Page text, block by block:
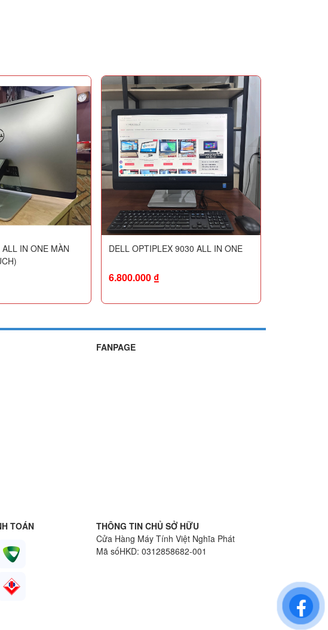
IN ONE MÀN
DELL OPTIPLEX 9030 ALL IN ONE
6.800.000 ₫
FANPAGE
TOÁN
THÔNG TIN CHỦ SỞ HỮU
Cửa Hàng Máy Tính Việt Nghĩa Phát
Mã sốHKD: 0312858682-001